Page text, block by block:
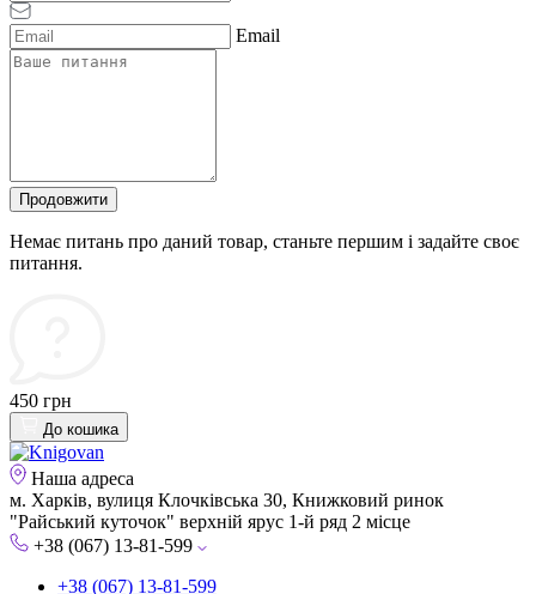
Email
Продовжити
Немає питань про даний товар, станьте першим і задайте своє
питання.
450 грн
До кошика
Наша адреса
м. Харків, вулиця Клочківська 30, Книжковий ринок
"Райський куточок" верхній ярус 1-й ряд 2 місце
+38 (067) 13-81-599
+38 (067) 13-81-599